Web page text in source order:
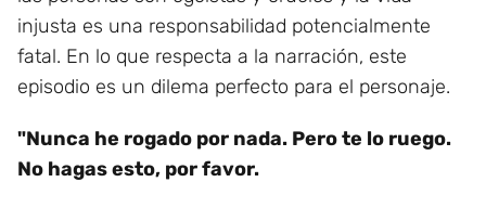
injusta es una responsabilidad potencialmente
fatal. En lo que respecta a la narración, este
episodio es un dilema perfecto para el personaje.
"Nunca he rogado por nada. Pero te lo ruego.
No hagas esto, por favor.